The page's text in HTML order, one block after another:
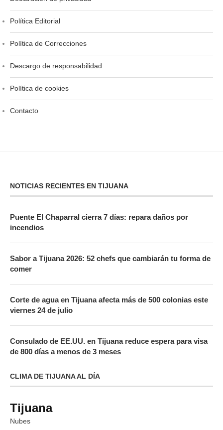
Política Editorial
Política de Correcciones
Descargo de responsabilidad
Política de cookies
Contacto
NOTICIAS RECIENTES EN TIJUANA
Puente El Chaparral cierra 7 días: repara daños por
incendios
Sabor a Tijuana 2026: 52 chefs que cambiarán tu forma de
comer
Corte de agua en Tijuana afecta más de 500 colonias este
viernes 24 de julio
Consulado de EE.UU. en Tijuana reduce espera para visa
de 800 días a menos de 3 meses
CLIMA DE TIJUANA AL DÍA
Tijuana
Nubes